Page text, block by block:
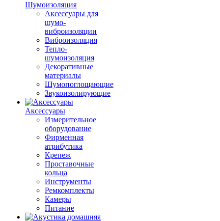
Шумоизоляция
Аксессуары для
шумо-
виброизоляции
Виброизоляция
Тепло-
шумоизоляция
Декоративные
материалы
Шумопоглощающие
Звукоизолирующие
Аксессуары
Измерительное
оборудование
Фирменная
атрибутика
Крепеж
Проставочные
кольца
Инструменты
Ремкомплекты
Камеры
Питание